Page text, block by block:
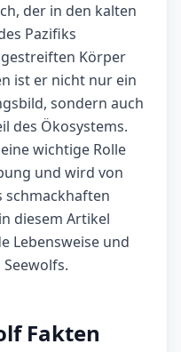
der in den kalten
Pazifiks
Körper
ist er nicht nur ein
sondern auch
des Ökosystems.
wichtige Rolle
und wird von
schmackhaften
diesem Artikel
Lebensweise und
Fakten